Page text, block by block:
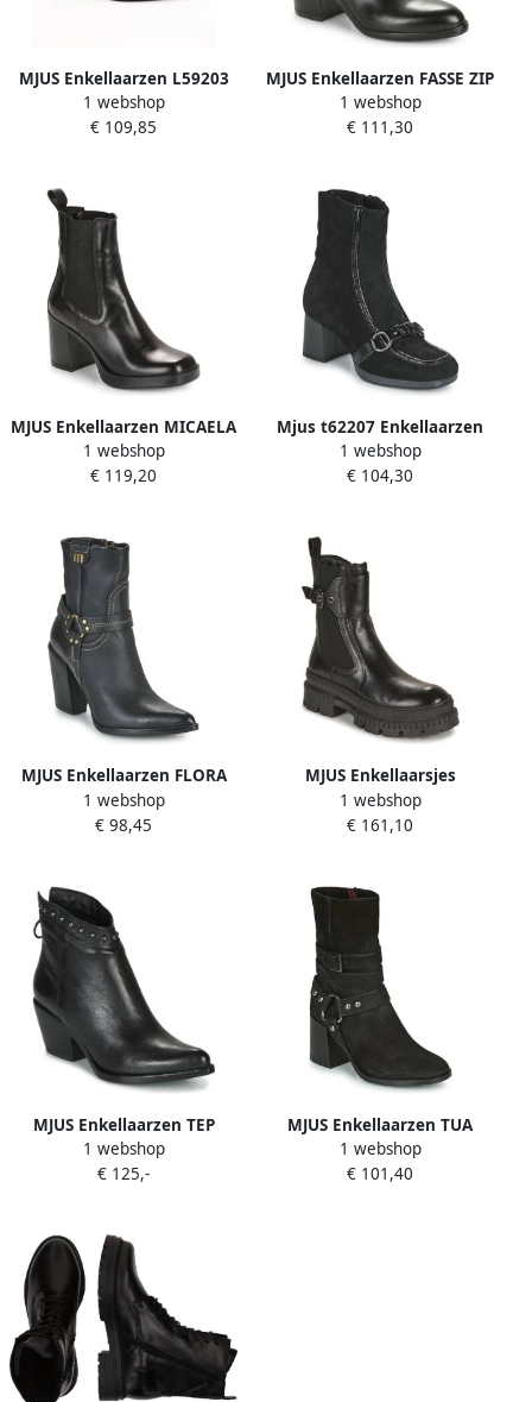
MJUS Enkellaarzen L59203
Livigno
1 webshop
€ 109,85
MJUS Enkellaarzen FASSE ZIP
1 webshop
€ 111,30
MJUS Enkellaarzen MICAELA
CHELS
1 webshop
€ 119,20
Mjus t62207 Enkellaarzen
1 webshop
€ 104,30
MJUS Enkellaarzen FLORA
1 webshop
€ 98,45
MJUS Enkellaarsjes
'GEORDIE'
1 webshop
€ 161,10
MJUS Enkellaarzen TEP
1 webshop
€ 125,-
MJUS Enkellaarzen TUA
BUCKLE
1 webshop
€ 101,40